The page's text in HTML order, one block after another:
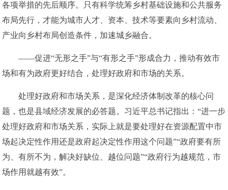
各项举措的先后顺序。只有科学统筹乡村基础设施和公共服务
布局先行，才能为城市人才、资本、技术等要素向乡村流动、
产业向乡村布局创造条件，加速城乡融合。
——促进“无形之手”与“有形之手”形成合力，推动有效市
场和有为政府更好结合，处理好政府和市场的关系。
处理好政府和市场关系，是深化经济体制改革的核心问
题，也是县域经济发展的必答题。习近平总书记指出：“进一步
处理好政府和市场关系，实际上就是要处理好在资源配置中市
场起决定性作用还是政府起决定性作用这个问题”“政府要有所
为、有所不为，解决好缺位、越位问题”“政府行为越规范，市
场作用就越有效”。